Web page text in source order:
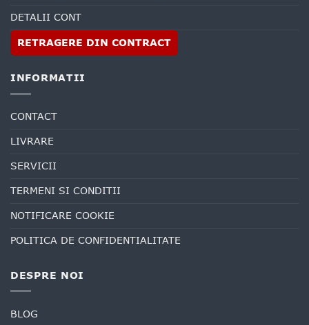
DETALII CONT
RETRAGERE DIN CONTRACT
INFORMATII
CONTACT
LIVRARE
SERVICII
TERMENI SI CONDITII
NOTIFICARE COOKIE
POLITICA DE CONFIDENTIALITATE
DESPRE NOI
BLOG